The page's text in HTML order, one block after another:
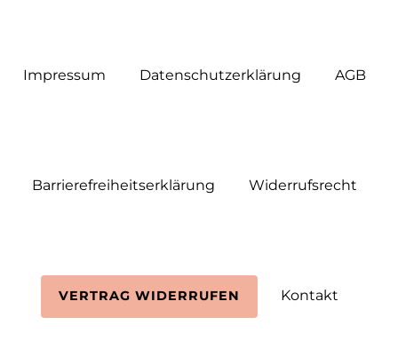
Impressum Daten­schutz­erklärung AGB
Barrierefreiheitserklärung Widerrufs­recht
VERTRAG WIDERRUFEN Kontakt